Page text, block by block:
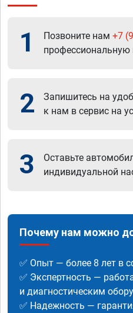
1 Позвоните нам +7
профессиональную
2
Запишитесь на
к нам в сервис на
3
Оставьте
индивидуальной
Почему нам можно
✅ Опыт — более 8 лет в
✅ Экспертность —
и диагностическим
✅ Надежность —